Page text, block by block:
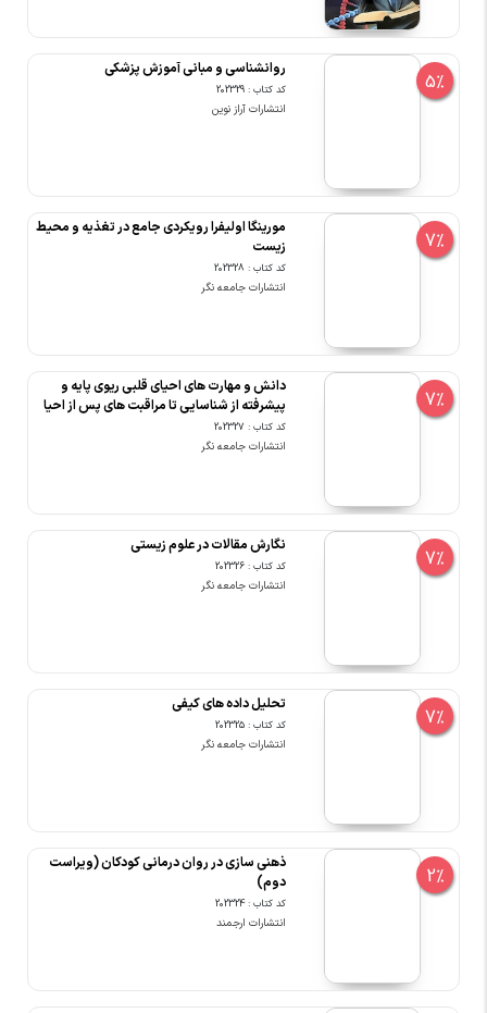
5%
روانشناسی و مبانی آموزش پزشکی
کد کتاب : 202329
انتشارات آراز نوین
7%
مورینگا اولیفرا رویکردی جامع در تغذیه و محیط
زیست
کد کتاب : 202328
انتشارات جامعه نگر
7%
دانش و مهارت های احیای قلبی ریوی پایه و
پیشرفته از شناسایی تا مراقبت های پس از احیا
کد کتاب : 202327
انتشارات جامعه نگر
7%
نگارش مقالات در علوم زیستی
کد کتاب : 202326
انتشارات جامعه نگر
7%
تحلیل داده های کیفی
کد کتاب : 202325
انتشارات جامعه نگر
2%
ذهنی سازی در روان درمانی کودکان (ویراست
دوم)
کد کتاب : 202324
انتشارات ارجمند